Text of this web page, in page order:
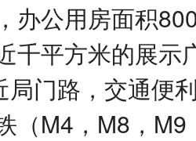
办公用房面积
千平方米的
局门路，交通便
（M4，M8，